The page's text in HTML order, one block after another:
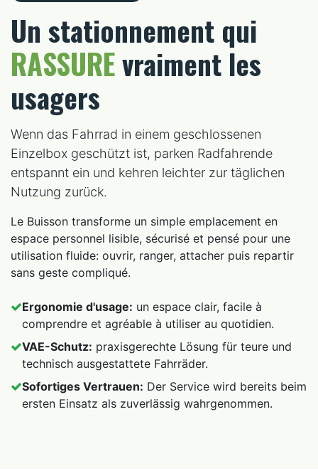
Un stationnement qui
RASSUREvraiment les
usagers
Wenn das Fahrrad in einem geschlossenen
Einzelbox geschützt ist, parken Radfahrende
entspannt ein und kehren leichter zur täglichen
Nutzung zurück.
Le Buisson transforme un simple emplacement en
espace personnel lisible, sécurisé et pensé pour une
utilisation fluide: ouvrir, ranger, attacher puis repartir
sans geste compliqué.
Ergonomie d'usage: un espace clair, facile à
comprendre et agréable à utiliser au quotidien.
VAE-Schutz: praxisgerechte Lösung für teure und
technisch ausgestattete Fahrräder.
Sofortiges Vertrauen: Der Service wird bereits beim
ersten Einsatz als zuverlässig wahrgenommen.